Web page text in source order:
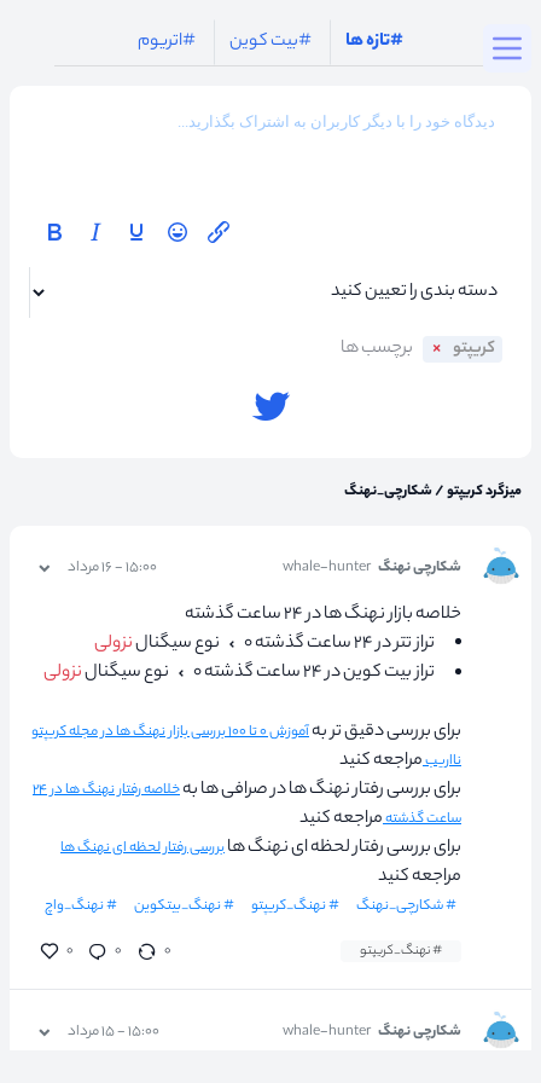
#تازه ها #بیت کوین #اتریوم
کریپتو
میزگرد کریپتو/شکارچی_نهنگ
شکارچی نهنگ whale-hunter ۱۵:۰۰ - ۱۶ مرداد
خلاصه بازار نهنگ ها در ۲۴ ساعت گذشته
تراز تتر در ۲۴ ساعت گذشته ۰
نوع سیگنالنزولی
تراز بیت کوین در ۲۴ ساعت گذشته ۰
نوع سیگنالنزولی
برای بررسی دقیق تر به
آموزش ۰ تا ۱۰۰ بررسی بازار نهنگ ها در مجله کریپتو
نااریبمراجعه کنید
برای بررسی رفتار نهنگ ها در صرافی ها به
خلاصه رفتار نهنگ ها در ۲۴
ساعت گذشتهمراجعه کنید
برای بررسی رفتار لحظه ای نهنگ هابررسی رفتار لحظه ای نهنگ ها
مراجعه کنید
# شکارچی_نهنگ # نهنگ_کریپتو # نهنگ_بیتکوین # نهنگ_واچ
# نهنگ_کریپتو ۰ ۰ ۰
شکارچی نهنگ whale-hunter ۱۵:۰۰ - ۱۵ مرداد